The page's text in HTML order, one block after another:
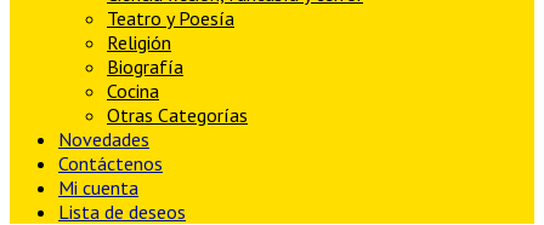
Teatro y Poesía
Religión
Biografía
Cocina
Otras Categorías
Novedades
Contáctenos
Mi cuenta
Lista de deseos